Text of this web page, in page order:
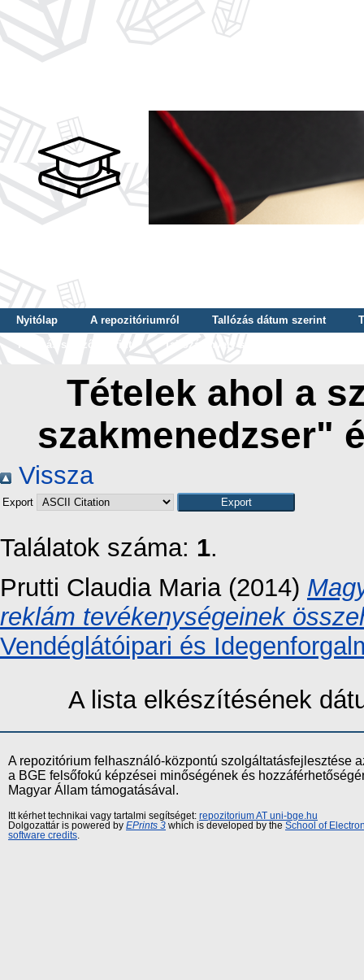
Nyitólap A repozitóriumról Tallózás dátum szerint
Tallózás szerző szerint
Tallózás nyelv szerint
Tételek ahol a
szakmenedzser"
Vissza
Export
Találatok száma: 1.
Prutti Claudia Maria (2014)
reklám tevékenységeinek
Vendéglátóipari és
A lista elkészítésének
A repozitórium felhasználó-központú szolgáltatásfejlesztése
a BGE felsőfokú képzései minőségének és
Magyar Állam támogatásával.
Itt kérhet technikai vagy tartalmi segítséget: repozitorium AT uni-bge.hu
Dolgozattár is powered by EPrints 3 which is developed by the School of
software credits